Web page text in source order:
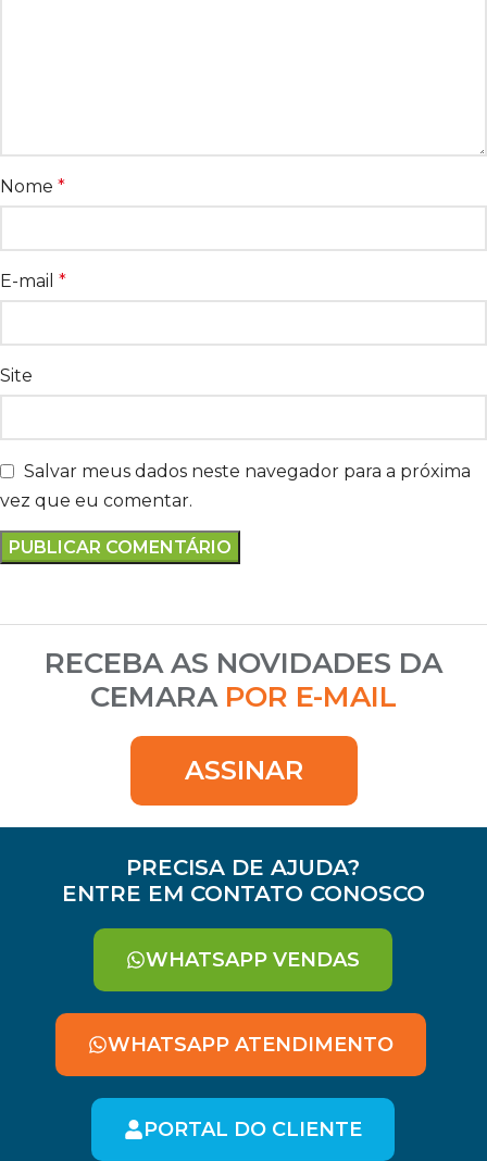
Nome *
E-mail *
Site
Salvar meus dados neste navegador para a próxima
vez que eu comentar.
RECEBA AS NOVIDADES DA
CEMARA POR E-MAIL
ASSINAR
PRECISA DE AJUDA?
ENTRE EM CONTATO CONOSCO
WHATSAPP VENDAS
WHATSAPP ATENDIMENTO
PORTAL DO CLIENTE